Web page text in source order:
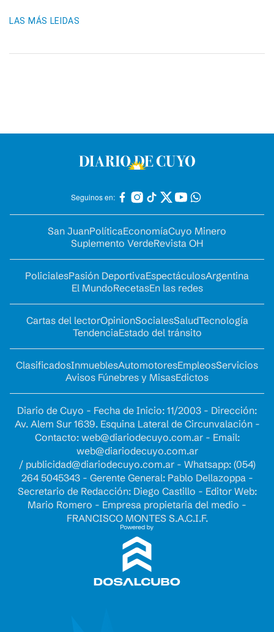
LAS MÁS LEIDAS
Seguinos en:
San JuanPolíticaEconomíaCuyo Minero
Suplemento VerdeRevista OH
PolicialesPasión DeportivaEspectáculosArgentina
El MundoRecetasEn las redes
Cartas del lectorOpinionSocialesSaludTecnología
TendenciaEstado del tránsito
ClasificadosInmueblesAutomotoresEmpleosServicios
Avisos Fúnebres y MisasEdictos
Diario de Cuyo - Fecha de Inicio: 11/2003 - Dirección:
Av. Alem Sur 1639. Esquina Lateral de Circunvalación -
Contacto: web@diariodecuyo.com.ar- Email:
web@diariodecuyo.com.ar
/ publicidad@diariodecuyo.com.ar- Whatsapp: (054)
264 5045343 - Gerente General: Pablo Dellazoppa -
Secretario de Redacción: Diego Castillo - Editor Web:
Mario Romero - Empresa propietaria del medio -
FRANCISCO MONTES S.A.C.I.F.